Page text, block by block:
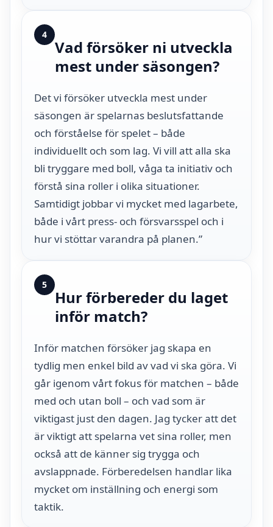
4
Vad försöker ni utveckla
mest under säsongen?
Det vi försöker utveckla mest under
säsongen är spelarnas beslutsfattande
och förståelse för spelet – både
individuellt och som lag. Vi vill att alla ska
bli tryggare med boll, våga ta initiativ och
förstå sina roller i olika situationer.
Samtidigt jobbar vi mycket med lagarbete,
både i vårt press- och försvarsspel och i
hur vi stöttar varandra på planen.”
5
Hur förbereder du laget
inför match?
Inför matchen försöker jag skapa en
tydlig men enkel bild av vad vi ska göra. Vi
går igenom vårt fokus för matchen – både
med och utan boll – och vad som är
viktigast just den dagen. Jag tycker att det
är viktigt att spelarna vet sina roller, men
också att de känner sig trygga och
avslappnade. Förberedelsen handlar lika
mycket om inställning och energi som
taktik.